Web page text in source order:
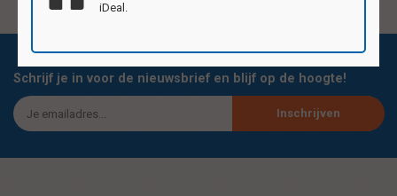
Schrijf je in voor de nieuwsbrief en blijf op de hoogte!
Inschrijven
iDeal.